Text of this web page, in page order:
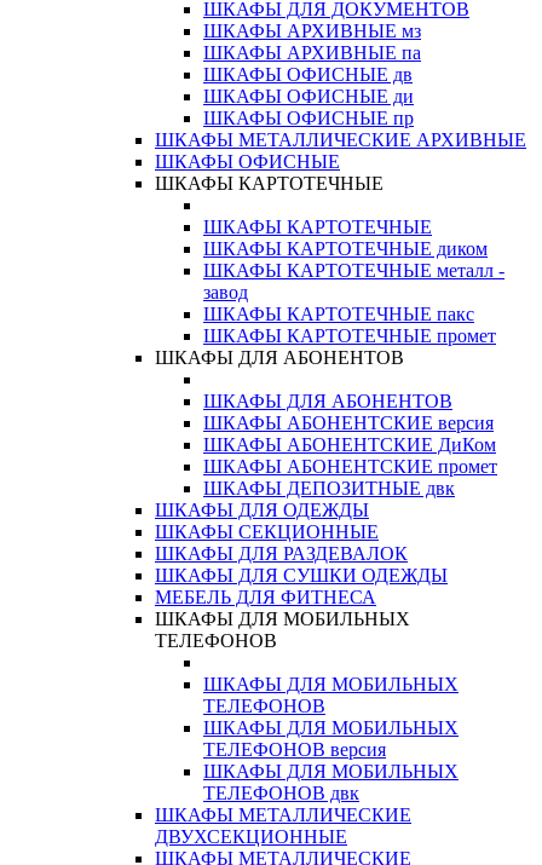
ШКАФЫ ДЛЯ ДОКУМЕНТОВ
ШКАФЫ АРХИВНЫЕ мз
ШКАФЫ АРХИВНЫЕ па
ШКАФЫ ОФИСНЫЕ дв
ШКАФЫ ОФИСНЫЕ ди
ШКАФЫ ОФИСНЫЕ пр
ШКАФЫ МЕТАЛЛИЧЕСКИЕ АРХИВНЫЕ
ШКАФЫ ОФИСНЫЕ
ШКАФЫ КАРТОТЕЧНЫЕ
ШКАФЫ КАРТОТЕЧНЫЕ
ШКАФЫ КАРТОТЕЧНЫЕ диком
ШКАФЫ КАРТОТЕЧНЫЕ металл -
завод
ШКАФЫ КАРТОТЕЧНЫЕ пакс
ШКАФЫ КАРТОТЕЧНЫЕ промет
ШКАФЫ ДЛЯ АБОНЕНТОВ
ШКАФЫ ДЛЯ АБОНЕНТОВ
ШКАФЫ АБОНЕНТСКИЕ версия
ШКАФЫ АБОНЕНТСКИЕ ДиКом
ШКАФЫ АБОНЕНТСКИЕ промет
ШКАФЫ ДЕПОЗИТНЫЕ двк
ШКАФЫ ДЛЯ ОДЕЖДЫ
ШКАФЫ СЕКЦИОННЫЕ
ШКАФЫ ДЛЯ РАЗДЕВАЛОК
ШКАФЫ ДЛЯ СУШКИ ОДЕЖДЫ
МЕБЕЛЬ ДЛЯ ФИТНЕСА
ШКАФЫ ДЛЯ МОБИЛЬНЫХ
ТЕЛЕФОНОВ
ШКАФЫ ДЛЯ МОБИЛЬНЫХ
ТЕЛЕФОНОВ
ШКАФЫ ДЛЯ МОБИЛЬНЫХ
ТЕЛЕФОНОВ версия
ШКАФЫ ДЛЯ МОБИЛЬНЫХ
ТЕЛЕФОНОВ двк
ШКАФЫ МЕТАЛЛИЧЕСКИЕ
ДВУХСЕКЦИОННЫЕ
ШКАФЫ МЕТАЛЛИЧЕСКИЕ